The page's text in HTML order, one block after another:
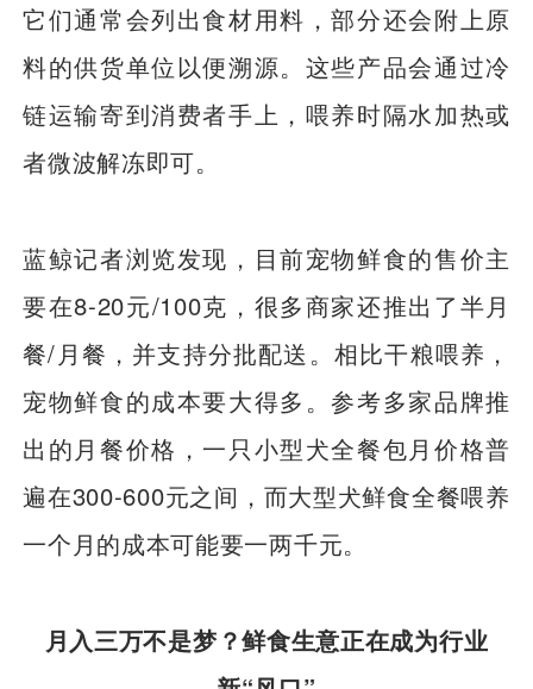
它们通常会列出食材用料，部分还会附上原
料的供货单位以便溯源。这些产品会通过冷
链运输寄到消费者手上，喂养时隔水加热或
者微波解冻即可。
蓝鲸记者浏览发现，目前宠物鲜食的售价主
要在8-20元/100克，很多商家还推出了半月
餐/月餐，并支持分批配送。相比干粮喂养，
宠物鲜食的成本要大得多。参考多家品牌推
出的月餐价格，一只小型犬全餐包月价格普
遍在300-600元之间，而大型犬鲜食全餐喂养
一个月的成本可能要一两千元。
月入三万不是梦？鲜食生意正在成为行业